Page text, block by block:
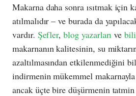
Makarna daha sonra ısıtmak için
atılmalıdır – ve burada da
vardır. Şefler,blog yazarları ve
makarnanın kalitesinin, su
azaltılmasından etkilenmediğini
indirmenin mükemmel makarnayla
ancak üçte bire düşürmenin tatmin